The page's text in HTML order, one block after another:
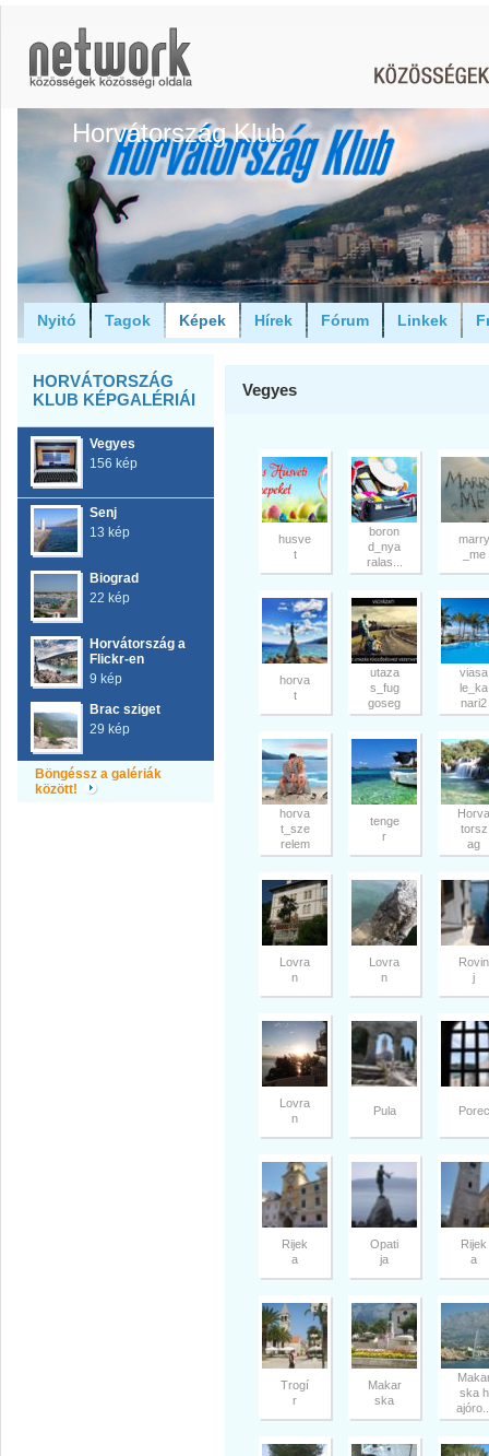
Horvátország Klub
Nyitó Tagok Képek Hírek Fórum Linkek
HORVÁTORSZÁG
KLUB KÉPGALÉRIÁI
Vegyes
156 kép
Senj
13 kép
Biograd
22 kép
Horvátország a
Flickr-en
9 kép
Brac sziget
29 kép
Böngéssz a galériák
között!
Vegyes
husve
t
boron
d_nya
ralas...
marry
_me
horva
t
utaza
s_fug
goseg
viasa
le_ka
nari2
horva
t_sze
relem
tenge
r
Horva
torsz
ag
Lovra
n
Lovra
n
Rovin
j
Lovra
n
Pula Porec
Rijek
a
Opati
ja
Rijek
a
Trogí
r
Makar
ska
ska h